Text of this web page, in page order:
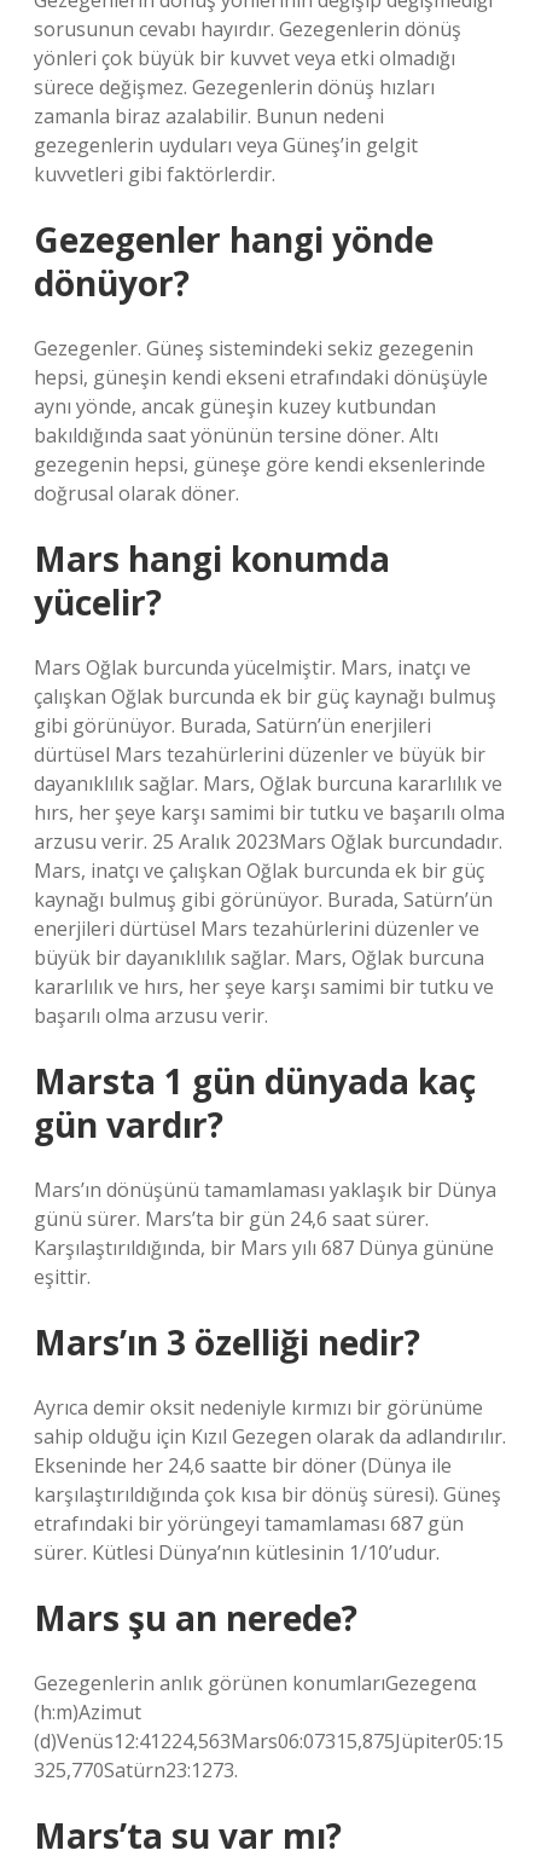
sorusunun cevabı hayırdır. Gezegenlerin dönüş
yönleri çok büyük bir kuvvet veya etki olmadığı
sürece değişmez. Gezegenlerin dönüş hızları
zamanla biraz azalabilir. Bunun nedeni
gezegenlerin uyduları veya Güneş’in gelgit
kuvvetleri gibi faktörlerdir.
Gezegenler hangi yönde
dönüyor?
Gezegenler. Güneş sistemindeki sekiz gezegenin
hepsi, güneşin kendi ekseni etrafındaki dönüşüyle ​​
aynı yönde, ancak güneşin kuzey kutbundan
bakıldığında saat yönünün tersine döner. Altı
gezegenin hepsi, güneşe göre kendi eksenlerinde
doğrusal olarak döner.
Mars hangi konumda
yücelir?
Mars Oğlak burcunda yücelmiştir. Mars, inatçı ve
çalışkan Oğlak burcunda ek bir güç kaynağı bulmuş
gibi görünüyor. Burada, Satürn’ün enerjileri
dürtüsel Mars tezahürlerini düzenler ve büyük bir
dayanıklılık sağlar. Mars, Oğlak burcuna kararlılık ve
hırs, her şeye karşı samimi bir tutku ve başarılı olma
arzusu verir. 25 Aralık 2023Mars Oğlak burcundadır.
Mars, inatçı ve çalışkan Oğlak burcunda ek bir güç
kaynağı bulmuş gibi görünüyor. Burada, Satürn’ün
enerjileri dürtüsel Mars tezahürlerini düzenler ve
büyük bir dayanıklılık sağlar. Mars, Oğlak burcuna
kararlılık ve hırs, her şeye karşı samimi bir tutku ve
başarılı olma arzusu verir.
Marsta 1 gün dünyada kaç
gün vardır?
Mars’ın dönüşünü tamamlaması yaklaşık bir Dünya
günü sürer. Mars’ta bir gün 24,6 saat sürer.
Karşılaştırıldığında, bir Mars yılı 687 Dünya gününe
eşittir.
Mars’ın 3 özelliği nedir?
Ayrıca demir oksit nedeniyle kırmızı bir görünüme
sahip olduğu için Kızıl Gezegen olarak da adlandırılır.
Ekseninde her 24,6 saatte bir döner (Dünya ile
karşılaştırıldığında çok kısa bir dönüş süresi). Güneş
etrafındaki bir yörüngeyi tamamlaması 687 gün
sürer. Kütlesi Dünya’nın kütlesinin 1/10’udur.
Mars şu an nerede?
Gezegenlerin anlık görünen konumlarıGezegenα
(h:m)Azimut
(d)Venüs12:41224,563Mars06:07315,875Jüpiter05:15
325,770Satürn23:1273.
Mars’ta su var mı?